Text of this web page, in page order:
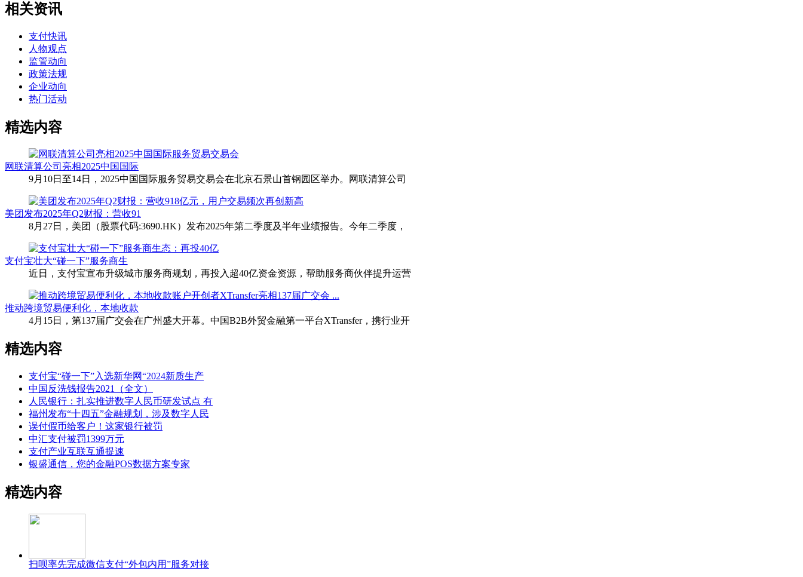
相关资讯
支付快讯
人物观点
监管动向
政策法规
企业动向
热门活动
精选内容
网联清算公司亮相2025中国国际
9月10日至14日，2025中国国际服务贸易交易会在北京石景山首钢园区举办。网联清算公司
美团发布2025年Q2财报：营收91
8月27日，美团（股票代码:3690.HK）发布2025年第二季度及半年业绩报告。今年二季度，
支付宝壮大“碰一下”服务商生
近日，支付宝宣布升级城市服务商规划，再投入超40亿资金资源，帮助服务商伙伴提升运营
推动跨境贸易便利化，本地收款
4月15日，第137届广交会在广州盛大开幕。中国B2B外贸金融第一平台XTransfer，携行业开
精选内容
支付宝“碰一下”入选新华网“2024新质生产
中国反洗钱报告2021（全文）
人民银行：扎实推进数字人民币研发试点 有
福州发布“十四五”金融规划，涉及数字人民
误付假币给客户！这家银行被罚
中汇支付被罚1399万元
支付产业互联互通提速
银盛通信，您的金融POS数据方案专家
精选内容
扫呗率先完成微信支付“外包内用”服务对接